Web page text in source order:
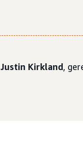
Justin Kirkland,